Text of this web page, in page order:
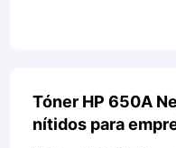
Tóner HP 650A
nítidos para